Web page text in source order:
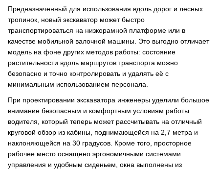
Предназначенный для использования вдоль дорог и лесных
тропинок, новый экскаватор может быстро
транспортироваться на низкорамной платформе или в
качестве мобильной валочной машины. Это выгодно отличает
модель на фоне других методов работы: состояние
растительности вдоль маршрутов транспорта можно
безопасно и точно контролировать и удалять её с
минимальным использованием персонала.
При проектировании экскаватора инженеры уделили большое
внимание безопасным и комфортным условиям работы
водителя, который теперь может рассчитывать на отличный
круговой обзор из кабины, поднимающейся на 2,7 метра и
наклоняющейся на 30 градусов. Кроме того, просторное
рабочее место оснащено эргономичными системами
управления и удобным сиденьем, окна выполнены из